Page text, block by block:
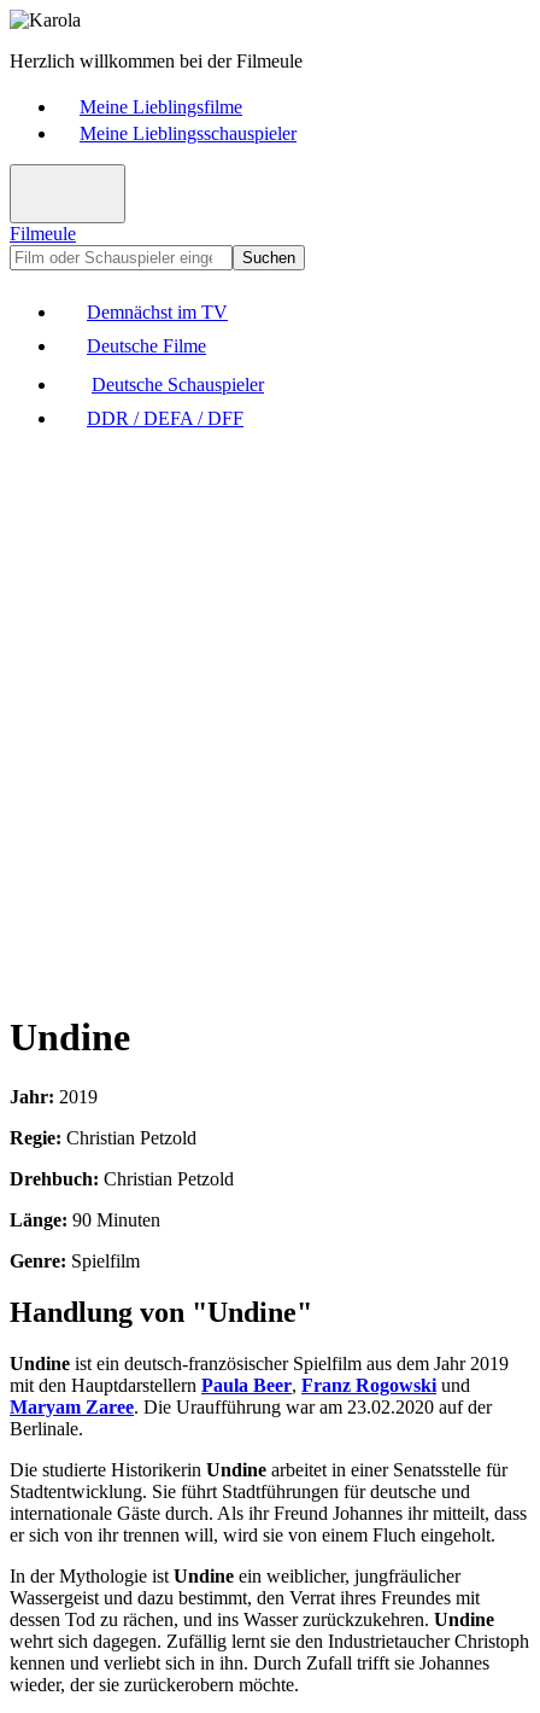
Herzlich willkommen bei der Filmeule
Meine Lieblingsfilme
Meine Lieblingsschauspieler
Filmeule
Suchen
Demnächst im TV
Deutsche Filme
Deutsche Schauspieler
DDR / DEFA / DFF
Undine
Jahr: 2019
Regie: Christian Petzold
Drehbuch: Christian Petzold
Länge: 90 Minuten
Genre: Spielfilm
Handlung von "Undine"
Undine ist ein deutsch-französischer Spielfilm aus dem Jahr 2019
mit den Hauptdarstellern Paula Beer, Franz Rogowski und
Maryam Zaree. Die Uraufführung war am 23.02.2020 auf der
Berlinale.
Die studierte Historikerin Undine arbeitet in einer Senatsstelle für
Stadtentwicklung. Sie führt Stadtführungen für deutsche und
internationale Gäste durch. Als ihr Freund Johannes ihr mitteilt, dass
er sich von ihr trennen will, wird sie von einem Fluch eingeholt.
In der Mythologie ist Undine ein weiblicher, jungfräulicher
Wassergeist und dazu bestimmt, den Verrat ihres Freundes mit
dessen Tod zu rächen, und ins Wasser zurückzukehren. Undine
wehrt sich dagegen. Zufällig lernt sie den Industrietaucher Christoph
kennen und verliebt sich in ihn. Durch Zufall trifft sie Johannes
wieder, der sie zurückerobern möchte.